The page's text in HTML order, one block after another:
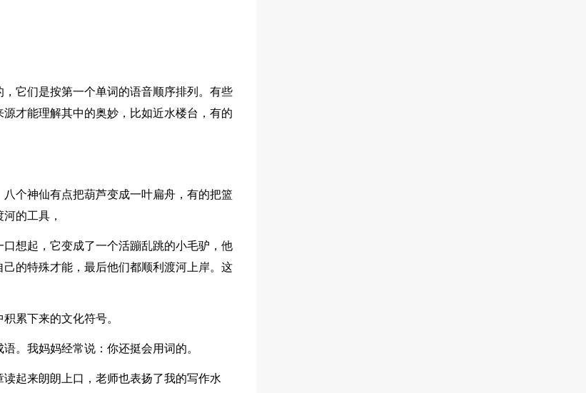
它们是按第一个单词的语音顺序排列。有些
才能理解其中的奥妙，比如近水楼台，有的
个神仙有点把葫芦变成一叶扁舟，有的把篮
的工具，
想起，它变成了一个活蹦乱跳的小毛驴，他
的特殊才能，最后他们都顺利渡河上岸。这
累下来的文化符号。
。我妈妈经常说：你还挺会用词的。
起来朗朗上口，老师也表扬了我的写作水